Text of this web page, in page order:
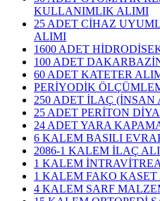
KULLANIMLIK ALIMI
25 ADET CİHAZ
ALIMI
1600 ADET
100 ADET
60 ADET KATETER
PERİYODİK
250 ADET İLAÇ
25 ADET PERİTON
24 ADET YARA
6 KALEM BASILI
2086-1 KALEM İLAÇ
1 KALEM
1 KALEM FAKO
4 KALEM SARF